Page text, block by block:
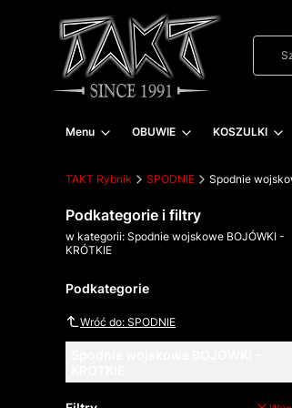
Menu OBUWIE KOSZULKI
TAKT Rybnik SPODNIE Spodnie
Podkategorie i filtry
w kategorii: Spodnie wojskowe BOJÓWKI -
KRÓTKIE
Podkategorie
Wróć do: SPODNIE